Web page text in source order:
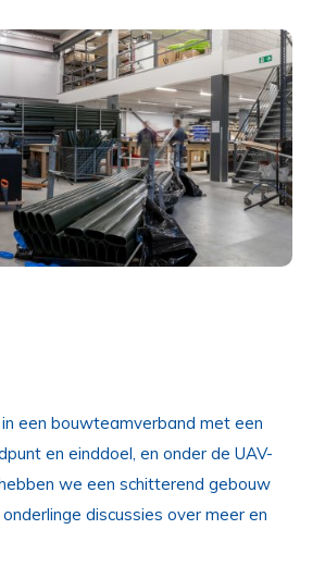
een bouwteamverband met een
en einddoel, en onder de UAV-
we een schitterend gebouw
discussies over meer en